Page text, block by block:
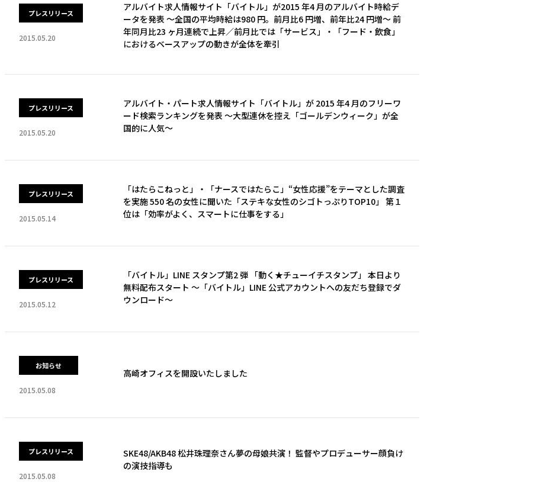
プレスリリース
2015.05.20
アルバイト求人情報サイト「バイトル」が2015 年4 月のアルバイト時給デ
ータを発表 ～全国の平均時給は980 円。前月比6 円増、前年比24 円増～ 前
年同月比23 ヶ月連続で上昇／前月比では「サービス」・「フード・飲食」
におけるベースアップの動きが全体を牽引
プレスリリース
2015.05.20
アルバイト・パート求人情報サイト「バイトル」が 2015 年4 月のフリーワ
ード検索ランキングを発表 ～大型連休を控え「ゴールデンウィーク」が全
国的に人気～
プレスリリース
2015.05.14
「はたらこねっと」・「ナースではたらこ」“女性応援”をテーマとした調査
を実施 550 名の女性に聞いた「ステキな女性のシゴトっぷりTOP10」 第１
位は「効率がよく、スマートに仕事をする」
プレスリリース
2015.05.12
「バイトル」LINE スタンプ第2 弾 「動く★チューイチスタンプ」 本日より
無料配布スタート ～「バイトル」LINE 公式アカウントへの友だち登録でダ
ウンロード～
お知らせ
2015.05.08
高崎オフィスを開設いたしました
プレスリリース
2015.05.08
SKE48/AKB48 松井珠理奈さん夢の母娘共演！ 監督やプロデューサー顔負け
の演技指導も